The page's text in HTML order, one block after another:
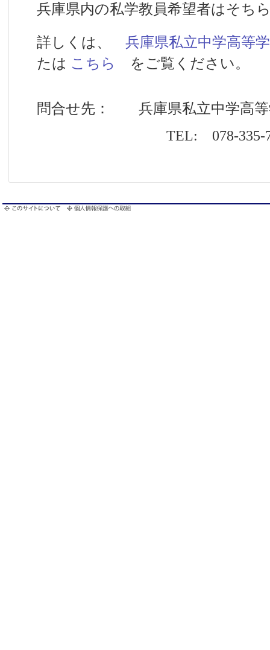
兵庫県内の私学教員希望者はそち
詳しくは、 兵庫県私立中学高等
たは こちら をご覧ください。
問合せ先： 兵庫県私立中学高
TEL: 078-335-